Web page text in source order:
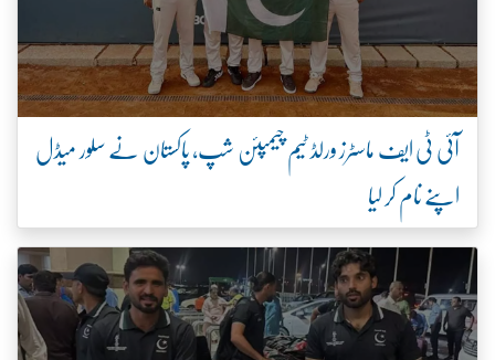
آئی ٹی ایف ماسٹرز ورلڈ ٹیم چیمپئن شپ، پاکستان نے سلور میڈل
اپنے نام کر لیا